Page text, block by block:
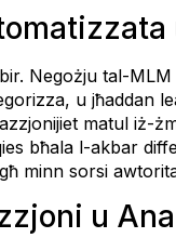
Negożju tal-
u jħaddan
matul iż-
bħala l-akbar
minn sorsi
u